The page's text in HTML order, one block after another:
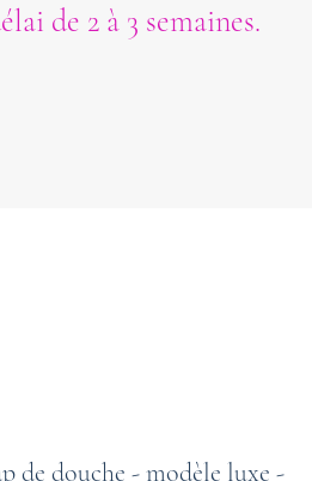
de 2 à 3 semaines.
de douche - modèle luxe -